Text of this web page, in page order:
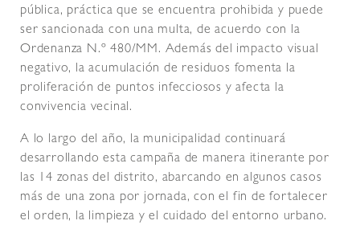
pública, práctica que se encuentra prohibida y puede
ser sancionada con una multa, de acuerdo con la
Ordenanza N.º 480/MM. Además del impacto visual
negativo, la acumulación de residuos fomenta la
proliferación de puntos infecciosos y afecta la
convivencia vecinal.
A lo largo del año, la municipalidad continuará
desarrollando esta campaña de manera itinerante por
las 14 zonas del distrito, abarcando en algunos casos
más de una zona por jornada, con el fin de fortalecer
el orden, la limpieza y el cuidado del entorno urbano.